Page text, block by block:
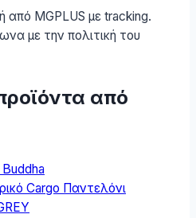
από MGPLUS με tracking.
με την πολιτική του
από
Cargo Παντελόνι